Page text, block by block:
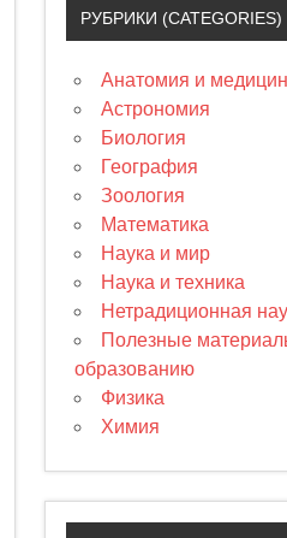
РУБРИКИ (CATEGORIES)
Анатомия и
Астрономия
Биология
География
Зоология
Математика
Наука и мир
Наука и техника
Нетрадиционная
Полезные
образованию
Физика
Химия